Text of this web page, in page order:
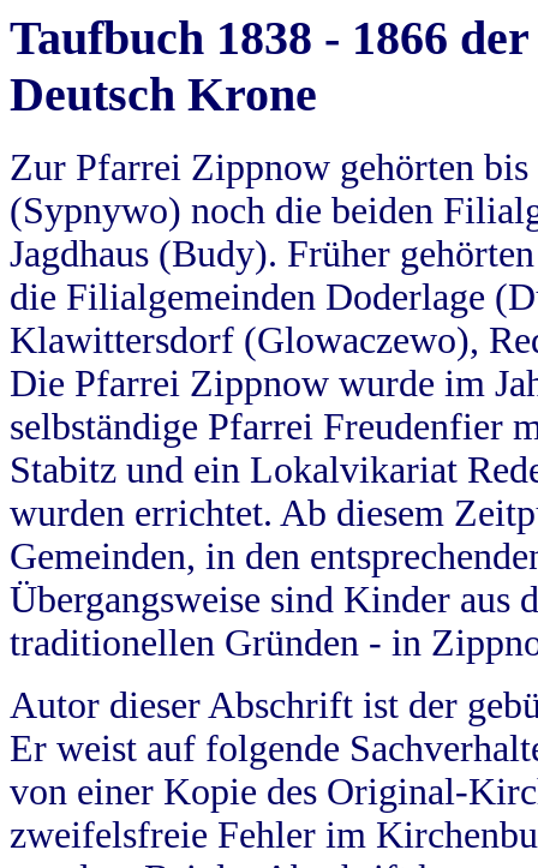
Taufbuch 1838 - 1866
Deutsch Krone
Zur Pfarrei Zippnow gehörten
(Sypnywo) noch die beiden
Jagdhaus (Budy). Früher
die Filialgemeinden Doderlage
Klawittersdorf (Glowaczewo),
Die Pfarrei Zippnow wurde im
selbständige Pfarrei Freudenfier
Stabitz und ein Lokalvikariat
wurden errichtet. Ab diesem
Gemeinden, in den
Übergangsweise sind Kinder aus
traditionellen Gründen - in
Autor dieser Abschrift ist der
Er weist auf folgende
von einer Kopie des Original-
zweifelsfreie Fehler im